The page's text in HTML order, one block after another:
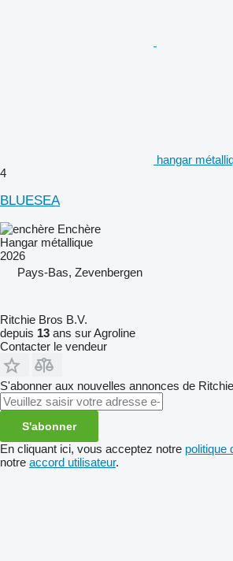
hangar
4
BLUESEA
Enchère
Hangar métallique
2026
Pays-Bas, Zevenbergen
Ritchie Bros B.V.
depuis 13 ans sur Agroline
Contacter le vendeur
S'abonner aux nouvelles annonces de
S'abonner
En cliquant ici, vous acceptez notre politique
notre accord utilisateur.